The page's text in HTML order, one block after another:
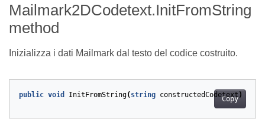
Mailmark2DCodetext.InitFromString
method
Inizializza i dati Mailmark dal testo del codice costruito.
Copy
public void InitFromString(string constructedCodetext )